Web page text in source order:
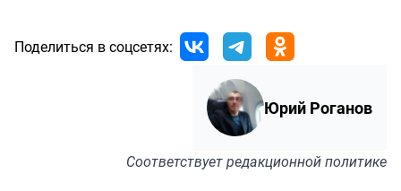
Поделиться в соцсетях:
Юрий Роганов
Соответствуетредакционной политике